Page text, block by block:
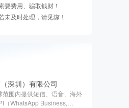
要费用、骗取钱财！
未及时处理，请见谅！
深圳）有限公司
范围内提供短信、语音、海外
（WhatsApp Business,